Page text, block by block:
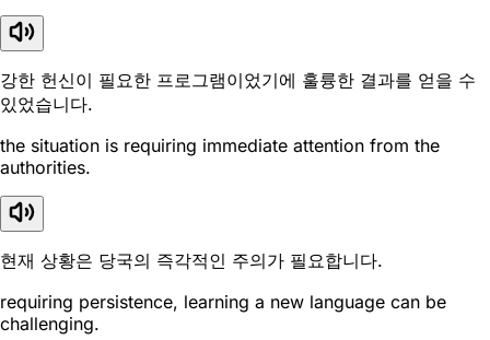
강한 헌신이 필요한 프로그램이었기에 훌륭한 결과를 얻을 수
있었습니다.
the situation is requiring immediate attention from the
authorities.
현재 상황은 당국의 즉각적인 주의가 필요합니다.
requiring persistence, learning a new language can be
challenging.